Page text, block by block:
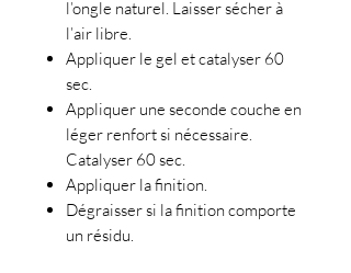
l’ongle naturel. Laisser sécher à
l’air libre.
Appliquer le gel et catalyser 60
sec.
Appliquer une seconde couche en
léger renfort si nécessaire.
Catalyser 60 sec.
Appliquer la finition.
Dégraisser si la finition comporte
un résidu.